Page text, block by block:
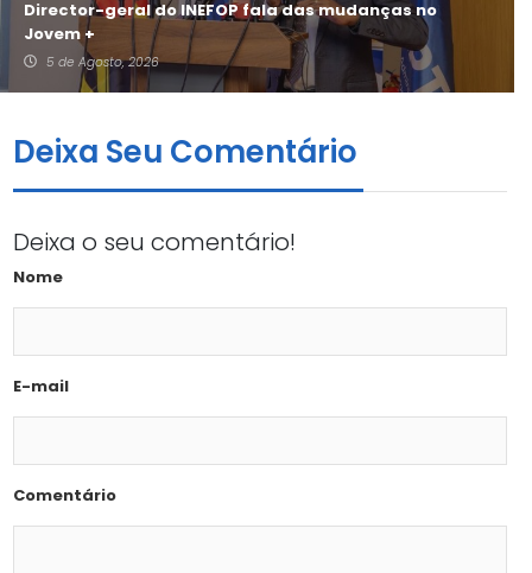
Director-geral do INEFOP fala das mudanças no
Jovem +
5 de Agosto, 2026
Deixa Seu Comentário
Deixa o seu comentário!
Nome
E-mail
Comentário